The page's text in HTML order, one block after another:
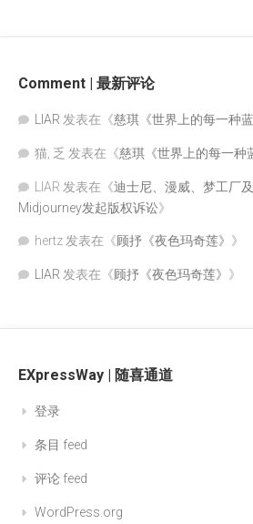
Comment | 最新评论
LIAR 发表在《慈琪《世界上的每一种蓝
猫, 乏 发表在《慈琪《世界上的每一种
LIAR 发表在《迪士尼、漫威、梦工厂
Midjourney发起版权诉讼》
hertz发表在《顾抒《夜色玛奇莲》 》
LIAR 发表在《顾抒《夜色玛奇莲》 》
EXpressWay | 随喜通道
登录
条目 feed
评论 feed
WordPress.org